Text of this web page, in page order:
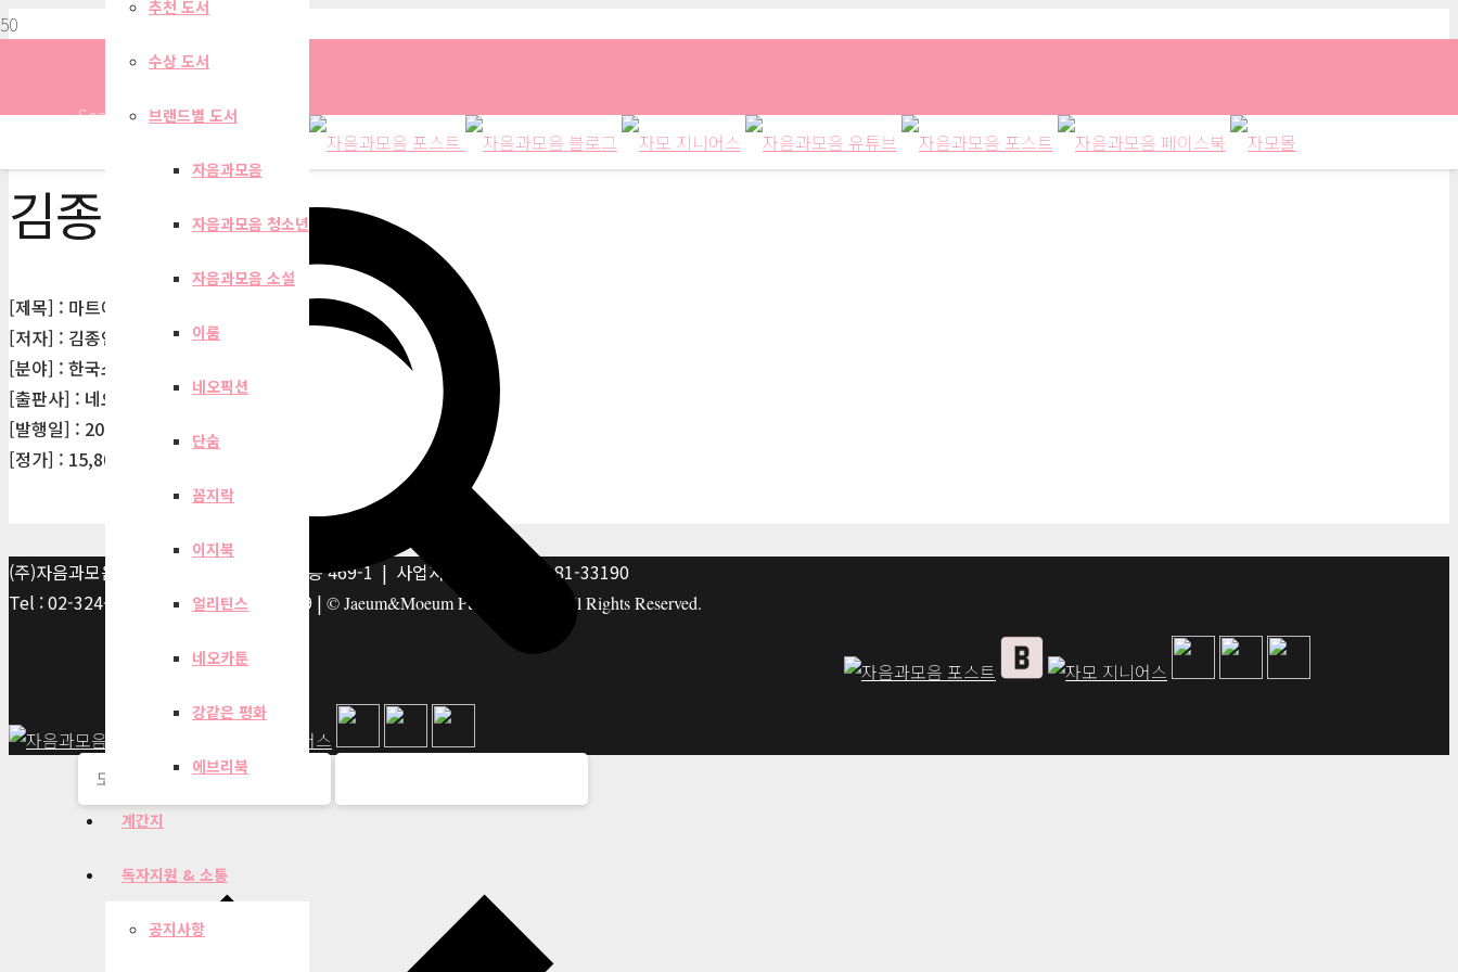
Search
추천 도서
수상 도서
브랜드별 도서
자음과모음
자음과모음 청소년
자음과모음 소설
이룸
네오픽션
단숨
꼼지락
이지북
얼리틴스
네오카툰
강같은 평화
에브리북
계간지
독자지원 & 소통
공지사항
김종연
[제목] : 마트에 가면 마트에 가면 (새소설 12)
[저자] : 김종연
[분야] : 한국소설
[출판사] : 네오픽션
[발행일] : 2023-05-19
[정가] : 15,800원
(주)자음과모음 | 10881 경기 파주시 서패동 469-1 | 사업자등록번호: 117-81-33190
Tel : 02-324-2347 | Fax : 02-6959-8459 | © Jaeum&Moeum Publishing co. All Rights Reserved.